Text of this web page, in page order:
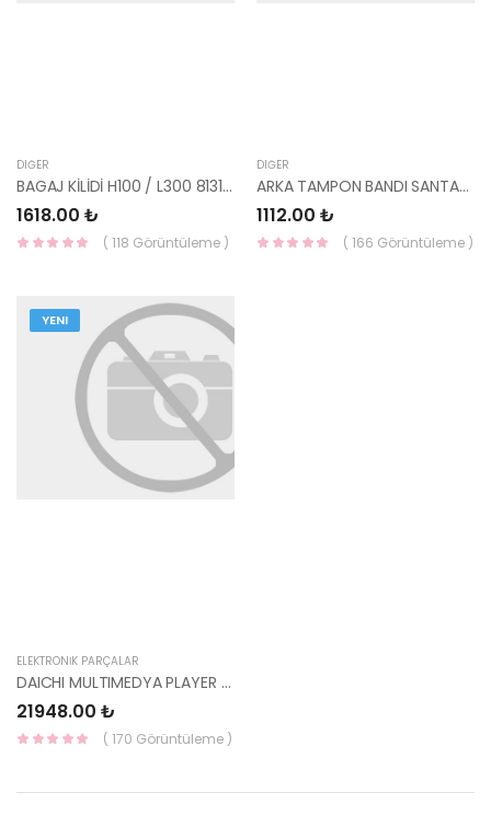
DIĞER
BAGAJ KİLİDİ H100 / L300 81310-43360-HMC
1618.00 ₺
( 118 Görüntüleme )
DIĞER
ARKA TAMPON BANDI SANTAFE 86636-26800-YS
1112.00 ₺
( 166 Görüntüleme )
YENI
ELEKTRONİK PARÇALAR
DAICHI MULTIMEDYA PLAYER BLUE ( DOUBLE TEYP BLUE ) -HMC
21948.00 ₺
( 170 Görüntüleme )